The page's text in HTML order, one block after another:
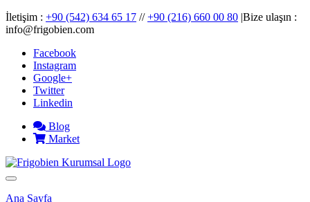
İletişim : +90 (542) 634 65 17 //+90 (216) 660 00 80 |Bize ulaşın :
info@frigobien.com
Facebook
Instagram
Google+
Twitter
Linkedin
Blog
Market
Ana Sayfa